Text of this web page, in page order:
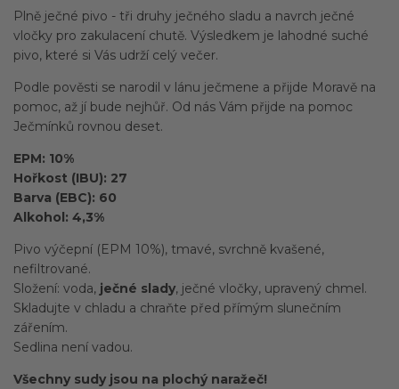
Plně ječné pivo - tři druhy ječného sladu a navrch ječné
vločky pro zakulacení chutě. Výsledkem je lahodné suché
pivo, které si Vás udrží celý večer.
Podle pověsti se narodil v lánu ječmene a přijde Moravě na
pomoc, až jí bude nejhůř. Od nás Vám přijde na pomoc
Ječmínků rovnou deset.
EPM: 10%
Hořkost (IBU): 27
Barva (EBC): 60
Alkohol: 4,3%
Pivo výčepní (EPM 10%), tmavé, svrchně kvašené,
nefiltrované.
Složení: voda, ječné slady, ječné vločky, upravený chmel.
Skladujte v chladu a chraňte před přímým slunečním
zářením.
Sedlina není vadou.
Všechny sudy jsou na plochý naražeč!